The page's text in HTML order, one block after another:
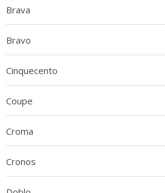
Brava
Bravo
Cinquecento
Coupe
Croma
Cronos